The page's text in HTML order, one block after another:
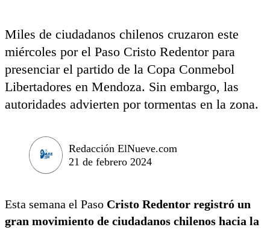
Miles de ciudadanos chilenos cruzaron este
miércoles por el Paso Cristo Redentor para
presenciar el partido de la Copa Conmebol
Libertadores en Mendoza. Sin embargo, las
autoridades advierten por tormentas en la zona.
Redacción ElNueve.com
21 de febrero 2024
Esta semana el Paso Cristo Redentor registró un
gran movimiento de ciudadanos chilenos hacia la